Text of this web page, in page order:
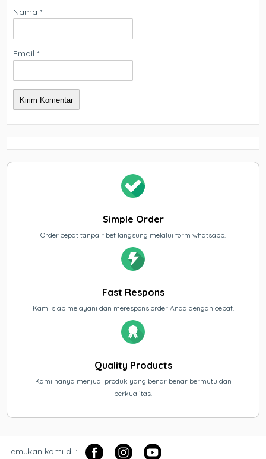
Nama*
Email*
Simple Order
Order cepat tanpa ribet langsung melalui form whatsapp.
Fast Respons
Kami siap melayani dan merespons order Anda dengan cepat.
Quality Products
Kami hanya menjual produk yang benar benar bermutu dan
berkualitas.
Temukan kami di :